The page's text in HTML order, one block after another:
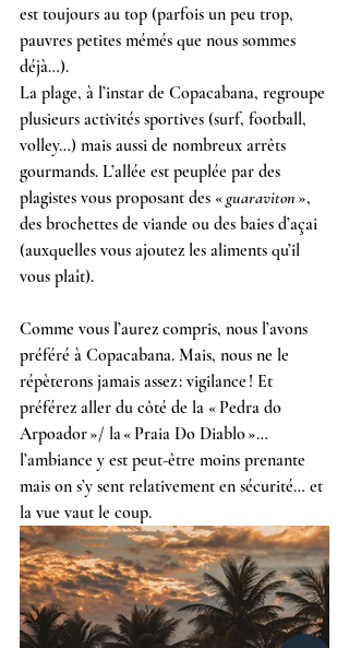
est toujours au top (parfois un peu trop,
pauvres petites mémés que nous sommes
déjà…).
La plage, à l’instar de Copacabana, regroupe
plusieurs activités sportives (surf, football,
volley…) mais aussi de nombreux arrêts
gourmands. L’allée est peuplée par des
plagistes vous proposant des « guaraviton »,
des brochettes de viande ou des baies d’açai
(auxquelles vous ajoutez les aliments qu’il
vous plaît).
Comme vous l’aurez compris, nous l’avons
préféré à Copacabana. Mais, nous ne le
répèterons jamais assez : vigilance ! Et
préférez aller du côté de la « Pedra do
Arpoador »/ la « Praia Do Diablo »…
l’ambiance y est peut-être moins prenante
mais on s’y sent relativement en sécurité… et
la vue vaut le coup.